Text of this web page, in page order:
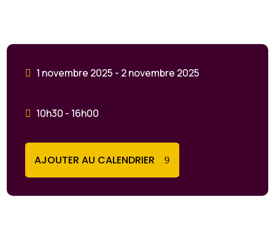
1 novembre 2025 - 2 novembre 2025
10h30 - 16h00
AJOUTER AU CALENDRIER